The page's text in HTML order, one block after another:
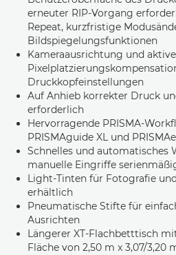
erneuter RIP-Vorgang
Repeat, kurzfristige
Bildspiegelungsfunktionen
Kameraausrichtung und aktive
Druckkopfeinstellungen
Auf Anhieb korrekter Druck
erforderlich
Hervorragende PRISMA-
PRISMAguide XL und
Schnelles und automatisches
manuelle Eingriffe
Light-Tinten für Fotografie
erhältlich
Pneumatische Stifte für
Ausrichten
Längerer XT-Flachbetttisch
Fläche von 2,50 m x 3,07/3,20